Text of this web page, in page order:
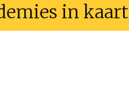
in kaart